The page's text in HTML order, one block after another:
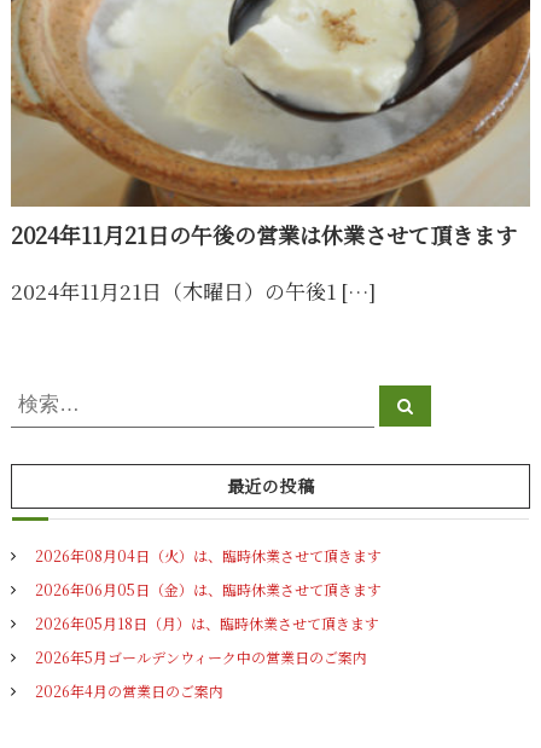
|
宗
庵
よ
長
味
い
温
湯
豆
2024年11月21日の午後の営業は休業させて頂きます
2024年11月21日（木曜日）の午後1 […]
検
索
対
:
検
索
最近の投稿
2026年08月04日（火）は、臨時休業させて頂きます
2026年06月05日（金）は、臨時休業させて頂きます
2026年05月18日（月）は、臨時休業させて頂きます
2026年5月ゴールデンウィーク中の営業日のご案内
2026年4月の営業日のご案内